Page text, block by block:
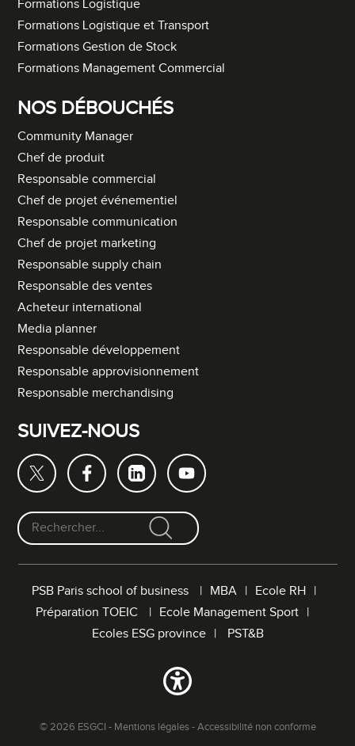
Formations Logistique
Formations Logistique et Transport
Formations Gestion de Stock
Formations Management Commercial
NOS DÉBOUCHÉS
Community Manager
Chef de produit
Responsable commercial
Chef de projet événementiel
Responsable communication
Chef de projet marketing
Responsable supply chain
Responsable des ventes
Acheteur international
Media planner
Responsable développement
Responsable approvisionnement
Responsable merchandising
SUIVEZ-NOUS
F
PSB Paris school of business MBA
Ecole RH
Préparation TOEIC
Ecole Management Sport
Ecoles ESG province
PST&B
© 2026 ESGCI - Mentions légales-Accessibilité non conforme